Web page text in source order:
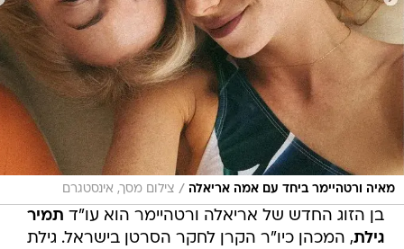
מאיה ורטהיימר ביחד עם אמה אריאלה / צילום מסך, אינסטגרם
בן הזוג החדש של אריאלה ורטהיימר הוא עו"ד תמיר
גילת, המכהן כיו"ר הקרן לחקר הסרטן בישראל. גילת